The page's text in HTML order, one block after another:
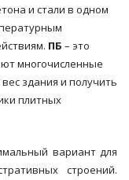
и стали в одном
ПБ – это
многочисленные
здания и получить
плитных
вариант для
строений.